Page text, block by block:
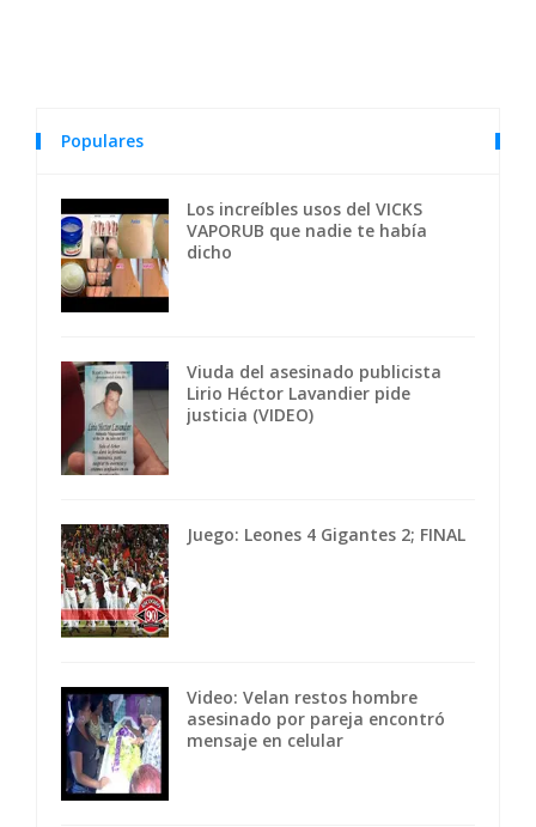
Populares
Los increíbles usos del VICKS
VAPORUB que nadie te había
dicho
Viuda del asesinado publicista
Lirio Héctor Lavandier pide
justicia (VIDEO)
Juego: Leones 4 Gigantes 2; FINAL
Video: Velan restos hombre
asesinado por pareja encontró
mensaje en celular